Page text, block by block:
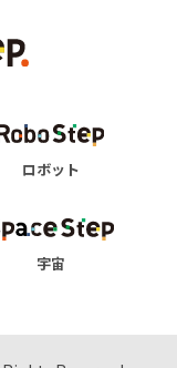
ロボット
宇宙